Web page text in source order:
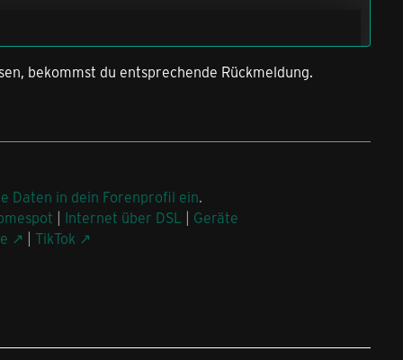
bekommst du entsprechende Rückmeldung.
Daten in dein Forenprofil ein.
| Internet über DSL | Geräte
| TikTok